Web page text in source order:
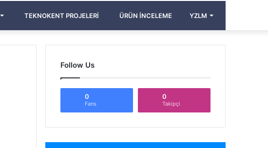
TEKNOKENT PROJELERI ÜRÜN İNCELEME YZLM
Follow Us
0
Fans
0
Takipçi